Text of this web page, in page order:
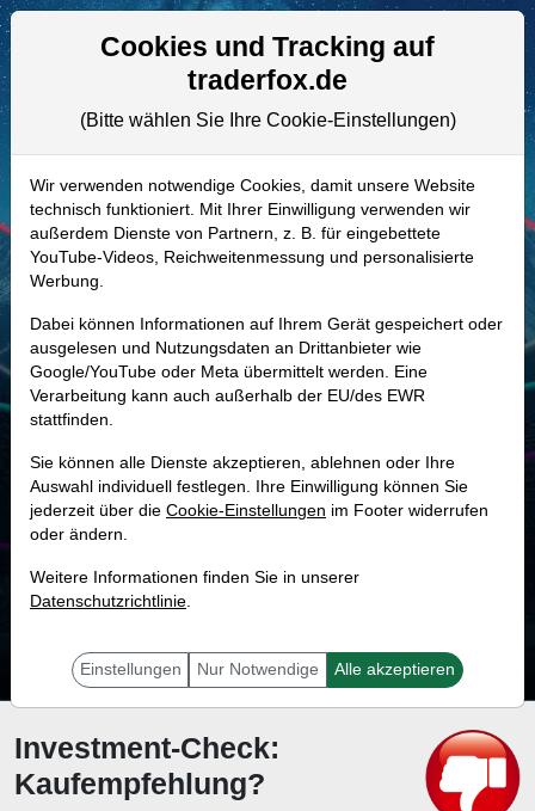
Aktien- und Artikelsuche
A0KDX9 –Chart Industries Aktie
Realtime-Aktienkurs:
-
-
Marktkapitalisierung 10,05 Mrd. USD
Unternehmenswert 13,57 Mrd. USD
MONKEY-TRADER INDIKATOR
87.4 %
Mit 87.4 % Wahrscheinlichkeit wird selbst der unglücklichst agierende Trader
Investment-Check:
Kaufempfehlung?
Cookies und Tracking auf
traderfox.de
(Bitte wählen Sie Ihre Cookie-Einstellungen)
Wir verwenden notwendige Cookies, damit unsere Website
technisch funktioniert. Mit Ihrer Einwilligung verwenden wir
außerdem Dienste von Partnern, z. B. für eingebettete
YouTube-Videos, Reichweitenmessung und personalisierte
Werbung.
Dabei können Informationen auf Ihrem Gerät gespeichert oder
ausgelesen und Nutzungsdaten an Drittanbieter wie
Google/YouTube oder Meta übermittelt werden. Eine
Verarbeitung kann auch außerhalb der EU/des EWR
stattfinden.
Sie können alle Dienste akzeptieren, ablehnen oder Ihre
Auswahl individuell festlegen. Ihre Einwilligung können Sie
jederzeit über die Cookie-Einstellungen im Footer widerrufen
oder ändern.
Weitere Informationen finden Sie in unserer
Datenschutzrichtlinie.
Einstellungen Nur Notwendige Alle akzeptieren